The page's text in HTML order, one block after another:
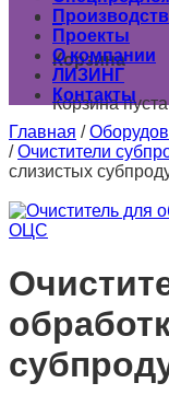
0
Корзина
Корзина
Проекты
О компании
ЛИЗИНГ
Контакты
Главная /
/ Очистители
слизистых